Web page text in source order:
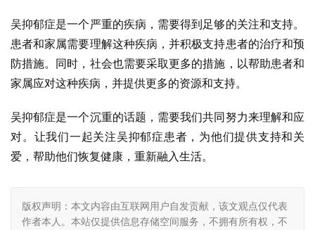
吴抑郁症是一个严重的疾病，需要得到足够的关注和支持。
患者和家属需要理解这种疾病，并积极支持患者的治疗和预
防措施。同时，社会也需要采取更多的措施，以帮助患者和
家属应对这种疾病，并提供更多的资源和支持。
吴抑郁症是一个沉重的话题，需要我们共同努力来理解和应
对。让我们一起关注吴抑郁症患者，为他们提供支持和关
爱，帮助他们恢复健康，重新融入生活。
版权声明：本文内容由互联网用户自发贡献，该文观点仅代表
作者本人。本站仅提供信息存储空间服务，不拥有所有权，不